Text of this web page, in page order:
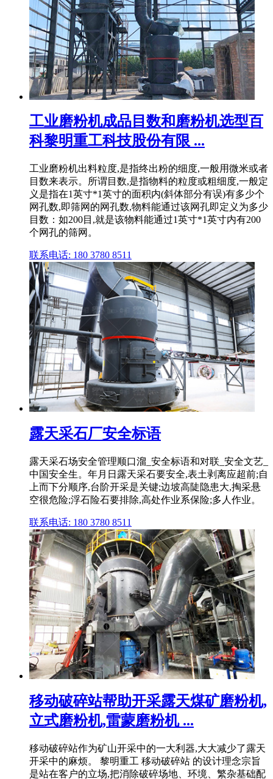
工业磨粉机成品目数和磨粉机选型百
科黎明重工科技股份有限 ...
工业磨粉机出料粒度,是指终出粉的细度,一般用微米或者
目数来表示。所谓目数,是指物料的粒度或粗细度,一般定
义是指在1英寸*1英寸的面积内(斜体部分有误)有多少个
网孔数,即筛网的网孔数,物料能通过该网孔即定义为多少
目数：如200目,就是该物料能通过1英寸*1英寸内有200
个网孔的筛网。
联系电话: 180 3780 8511
露天采石厂安全标语
露天采石场安全管理顺口溜_安全标语和对联_安全文艺_
中国安全生。年月日露天采石要安全,表土剥离应超前;自
上而下分顺序,台阶开采是关键;边坡高陡隐患大,掏采悬
空很危险;浮石险石要排除,高处作业系保险;多人作业。
联系电话: 180 3780 8511
移动破碎站帮助开采露天煤矿磨粉机,
立式磨粉机,雷蒙磨粉机 ...
移动破碎站作为矿山开采中的一大利器,大大减少了露天
开采中的麻烦。 黎明重工 移动破碎站 的设计理念宗旨
是站在客户的立场,把消除破碎场地、环境、繁杂基础配